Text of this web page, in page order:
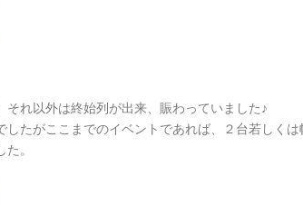
れ以外は終始列が出来、賑わっていました♪
たがここまでのイベントであれば、２台若しくは
。